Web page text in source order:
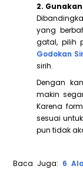
2.
yang
gatal, pilih
Godokan
sirih.
Dengan
makin
Karena
sesuai
pun tidak
Baca Juga: 6